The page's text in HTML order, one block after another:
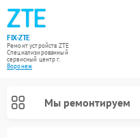
FIX-ZTE
Ремонт устройств ZTE
Специализированный
cервисный центр г.
Воронеж
Мы ремонтируем